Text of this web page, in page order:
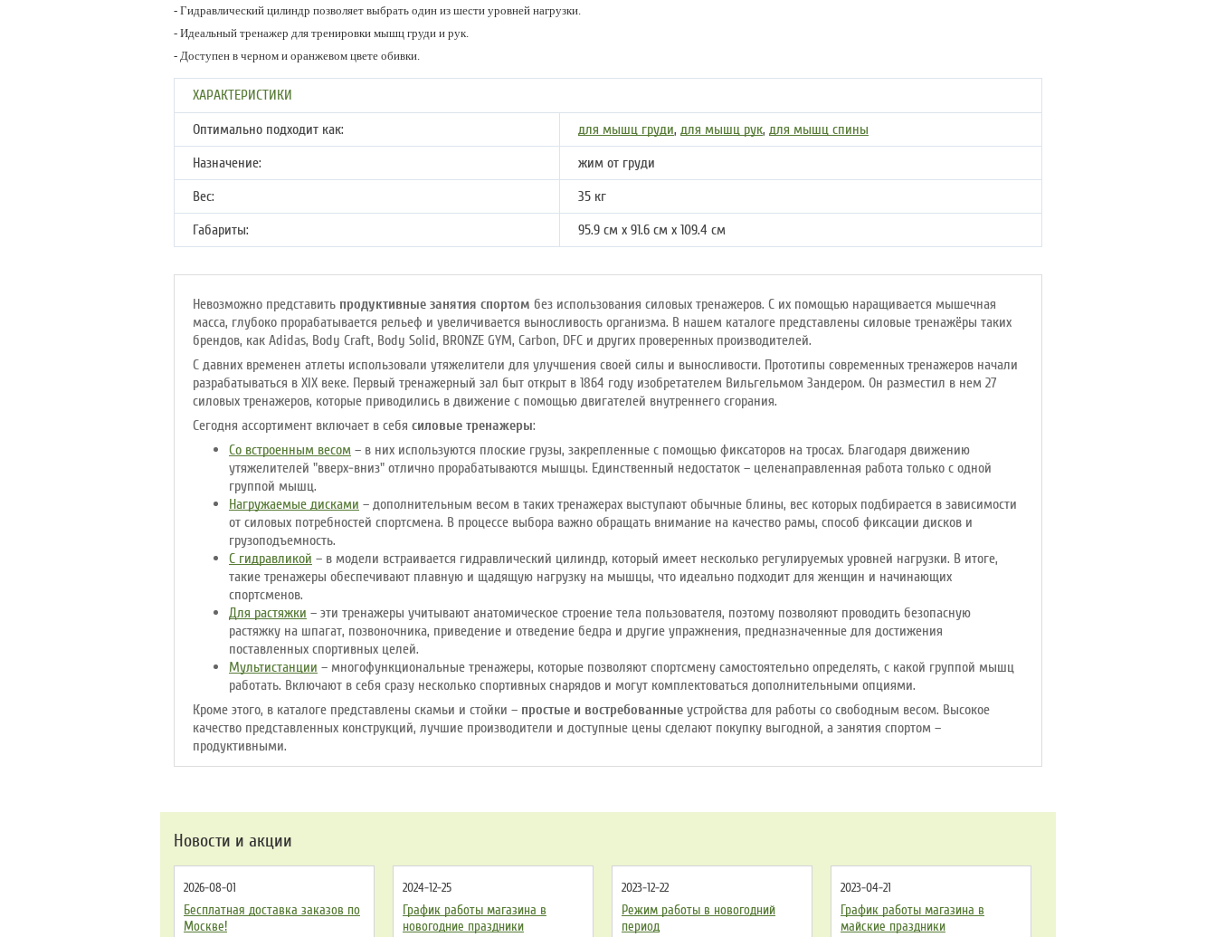
- Гидравлический цилиндр позволяет выбрать один из шести уровней нагрузки.
- Идеальный тренажер для тренировки мышц груди и рук.
- Доступен в черном и оранжевом цвете обивки.
ХАРАКТЕРИСТИКИ
Оптимально подходит как:
для мышц груди, для мышц рук, для мышц спины
Назначение:
жим от груди
Вес:
35 кг
Габариты:
95.9 см х 91.6 см х 109.4 см
Невозможно представить продуктивные занятия спортом без использования силовых тренажеров. С их помощью наращивается мышечная
масса, глубоко прорабатывается рельеф и увеличивается выносливость организма. В нашем каталоге представлены силовые тренажёры таких
брендов, как Adidas, Body Craft, Body Solid, BRONZE GYM, Carbon, DFC и других проверенных производителей.
С давних временен атлеты использовали утяжелители для улучшения своей силы и выносливости. Прототипы современных тренажеров начали
разрабатываться в XIX веке. Первый тренажерный зал быт открыт в 1864 году изобретателем Вильгельмом Зандером. Он разместил в нем 27
силовых тренажеров, которые приводились в движение с помощью двигателей внутреннего сгорания.
Сегодня ассортимент включает в себя силовые тренажеры:
Со встроенным весом – в них используются плоские грузы, закрепленные с помощью фиксаторов на тросах. Благодаря движению
утяжелителей "вверх-вниз" отлично прорабатываются мышцы. Единственный недостаток – целенаправленная работа только с одной
группой мышц.
Нагружаемые дисками – дополнительным весом в таких тренажерах выступают обычные блины, вес которых подбирается в зависимости
от силовых потребностей спортсмена. В процессе выбора важно обращать внимание на качество рамы, способ фиксации дисков и
грузоподъемность.
С гидравликой – в модели встраивается гидравлический цилиндр, который имеет несколько регулируемых уровней нагрузки. В итоге,
такие тренажеры обеспечивают плавную и щадящую нагрузку на мышцы, что идеально подходит для женщин и начинающих
спортсменов.
Для растяжки – эти тренажеры учитывают анатомическое строение тела пользователя, поэтому позволяют проводить безопасную
растяжку на шпагат, позвоночника, приведение и отведение бедра и другие упражнения, предназначенные для достижения
поставленных спортивных целей.
Мультистанции – многофункциональные тренажеры, которые позволяют спортсмену самостоятельно определять, с какой группой мышц
работать. Включают в себя сразу несколько спортивных снарядов и могут комплектоваться дополнительными опциями.
Кроме этого, в каталоге представлены скамьи и стойки – простые и востребованные устройства для работы со свободным весом. Высокое
качество представленных конструкций, лучшие производители и доступные цены сделают покупку выгодной, а занятия спортом –
продуктивными.
Новости и акции
2026-08-01
Бесплатная доставка заказов по
Москве!
2024-12-25
График работы магазина в
новогодние праздники
2023-12-22
Режим работы в новогодний
период
2023-04-21
График работы магазина в
майские праздники